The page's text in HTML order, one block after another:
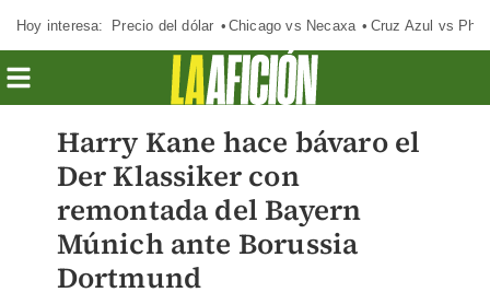
Hoy interesa: Precio del dólar Chicago vs Necaxa Cruz Azul vs
Harry Kane hace bávaro el
Der Klassiker con
remontada del Bayern
Múnich ante Borussia
Dortmund